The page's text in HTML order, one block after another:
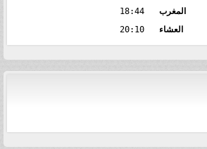
المغرب
18:44
العشاء
20:10